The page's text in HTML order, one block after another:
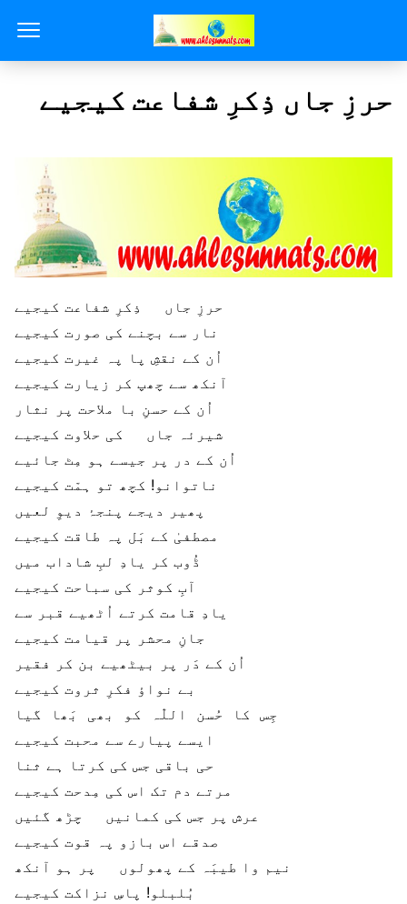
حرزِ جاں ذِکرِ شفاعت کیجیے
حرزِ جاں ذِکرِ شفاعت کیجیے
نار سے بچنے کی صورت کیجیے
اُن کے نقشِ پا پہ غیرت کیجیے
اُن کے حسنِ با ملاحت پر نثار
شیرئہ جاں کی حلاوت کیجیے
اُن کے در پر جیسے ہو مِٹ جائیے
ناتوانو! کچھ تو ہمّت کیجیے
مصطفیٰ کے بَل پہ طاقت کیجیے
آبِ کوثر کی سباحت کیجیے
یادِ قامت کرتے اُٹھیے قبر سے
جانِ محشر پر قیامت کیجیے
اُن کے دَر پر بیٹھیے بن کر فقیر
بے نواؤ فکرِ ثروت کیجیے
جِس کا حُسن اللّٰہ کو بھی بَھا گیا
ایسے پیارے سے محبت کیجیے
حی باقی جس کی کرتا ہے ثنا
مرتے دم تک اس کی مِدحت کیجیے
صدقے اس بازو پہ قوت کیجیے
نیم وا طیبَہ کے پھولوں پر ہو آنکھ
بُلبلو! پاسِ نزاکت کیجیے